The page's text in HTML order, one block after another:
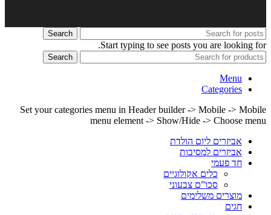
Search
Start typing to see posts you are looking for.
Search
Menu
Categories
Set your categories menu in Header builder -> Mobile -> Mobile
menu element -> Show/Hide -> Choose menu
אביזרים ליום הולדת
אביזרים למסיבות
חד פעמי
כלים אקולוגיים
סכו”ם צבעוני
מוצרים משלימים
חגים